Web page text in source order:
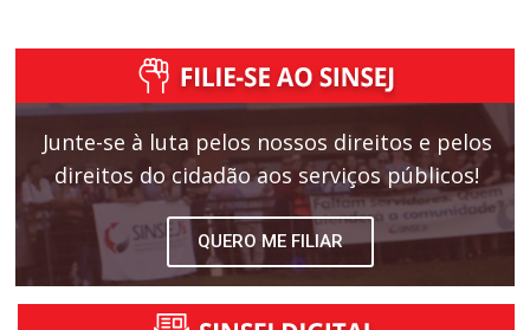
Junte-se à luta pelos nossos direitos e pelos
direitos do cidadão aos serviços públicos!
QUERO ME FILIAR